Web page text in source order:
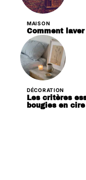
MAISON
Comment
DÉCORATION
Les critères
bougies en